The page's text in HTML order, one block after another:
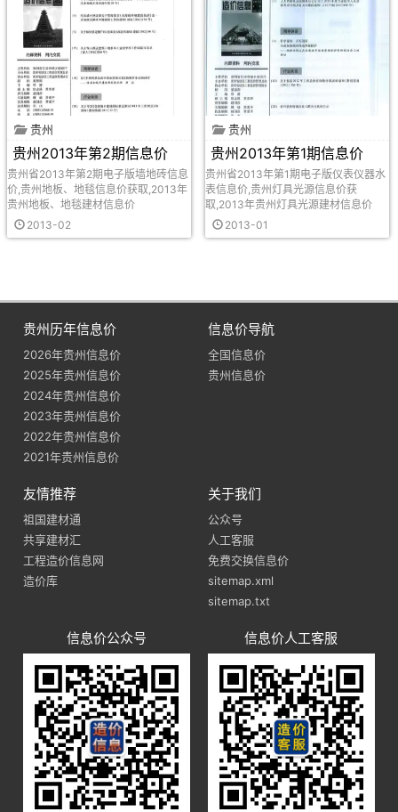
贵州
贵州2013年第2期信息价
贵州省2013年第2期电子版墙地砖信息
价,贵州地板、地毯信息价获取,2013年
贵州地板、地毯建材信息价
2013-02
贵州
贵州2013年第1期信息价
贵州省2013年第1期电子版仪表仪器水
表信息价,贵州灯具光源信息价获
取,2013年贵州灯具光源建材信息价
2013-01
贵州历年信息价
2026年贵州信息价
2025年贵州信息价
2024年贵州信息价
2023年贵州信息价
2022年贵州信息价
2021年贵州信息价
信息价导航
全国信息价
贵州信息价
友情推荐
祖国建材通
共享建材汇
工程造价信息网
造价库
关于我们
公众号
人工客服
免费交换信息价
sitemap.xml
sitemap.txt
信息价公众号 信息价人工客服